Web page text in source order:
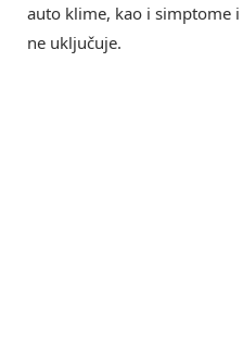
auto klime, kao i simptome
ne uključuje.